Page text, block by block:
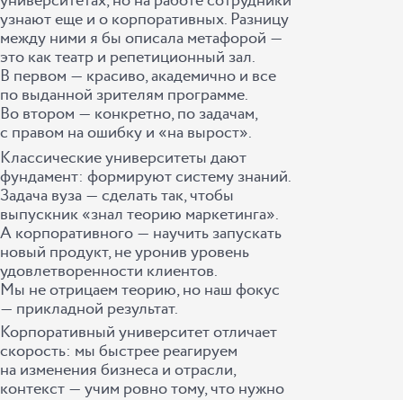
узнают еще и о корпоративных. Разницу
между ними я бы описала метафорой ―
это как театр и репетиционный зал.
В первом ― красиво, академично и все
по выданной зрителям программе.
Во втором ― конкретно, по задачам,
с правом на ошибку и «на вырост».
Классические университеты дают
фундамент: формируют систему знаний.
Задача вуза ― сделать так, чтобы
выпускник «знал теорию маркетинга».
А корпоративного ― научить запускать
новый продукт, не уронив уровень
удовлетворенности клиентов.
Мы не отрицаем теорию, но наш фокус
― прикладной результат.
Корпоративный университет отличает
скорость: мы быстрее реагируем
на изменения бизнеса и отрасли,
контекст ― учим ровно тому, что нужно